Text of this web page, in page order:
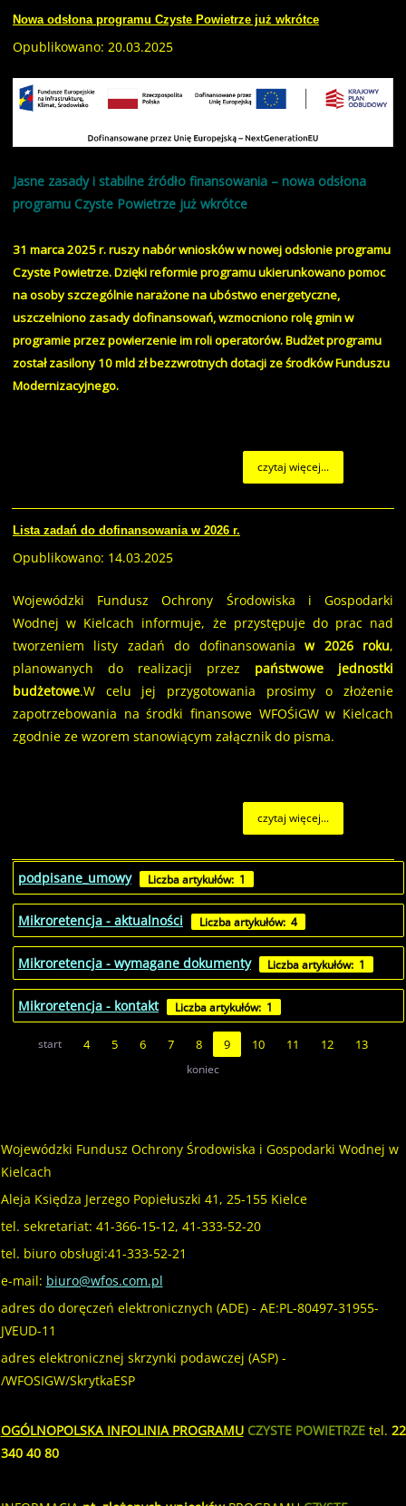
Nowa odsłona programu Czyste Powietrze już wkrótce
Opublikowano: 20.03.2025
Jasne zasady i stabilne źródło finansowania – nowa odsłona
programu Czyste Powietrze już wkrótce
31 marca 2025 r. ruszy nabór wniosków w nowej odsłonie programu
Czyste Powietrze. Dzięki reformie programu ukierunkowano pomoc
na osoby szczególnie narażone na ubóstwo energetyczne,
uszczelniono zasady dofinansowań, wzmocniono rolę gmin w
programie przez powierzenie im roli operatorów. Budżet programu
został zasilony 10 mld zł bezzwrotnych dotacji ze środków Funduszu
Modernizacyjnego.
czytaj więcej...
Lista zadań do dofinansowania w 2026 r.
Opublikowano: 14.03.2025
Wojewódzki Fundusz Ochrony Środowiska i Gospodarki
Wodnej w Kielcach informuje, że przystępuje do prac nad
tworzeniem listy zadań do dofinansowaniaw 2026 roku,
planowanych do realizacji przez państwowe jednostki
budżetowe.W celu jej przygotowania prosimy o złożenie
zapotrzebowania na środki finansowe WFOŚiGW w Kielcach
zgodnie ze wzorem stanowiącym załącznik do pisma.
czytaj więcej...
podpisane_umowy Liczba artykułów: 1
Mikroretencja - aktualności Liczba artykułów: 4
Mikroretencja - wymagane dokumenty Liczba artykułów: 1
Mikroretencja - kontakt Liczba artykułów: 1
start 4 5 6 7 8 9 10 11 12 13
koniec
Wojewódzki Fundusz Ochrony Środowiska i Gospodarki Wodnej w
Kielcach
Aleja Księdza Jerzego Popiełuszki 41, 25-155 Kielce
tel. sekretariat: 41-366-15-12, 41-333-52-20
tel. biuro obsługi:41-333-52-21
e-mail: biuro@wfos.com.pl
adres do doręczeń elektronicznych (ADE) - AE:PL-80497-31955-
JVEUD-11
adres elektronicznej skrzynki podawczej (ASP) -
/WFOSIGW/SkrytkaESP
OGÓLNOPOLSKA INFOLINIA PROGRAMUCZYSTE POWIETRZEtel. 22
340 40 80